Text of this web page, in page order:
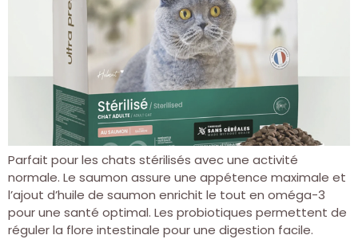
Parfait pour les chats stérilisés avec une activité
normale. Le saumon assure une appétence maximale et
l’ajout d’huile de saumon enrichit le tout en oméga-3
pour une santé optimal. Les probiotiques permettent de
réguler la flore intestinale pour une digestion facile.